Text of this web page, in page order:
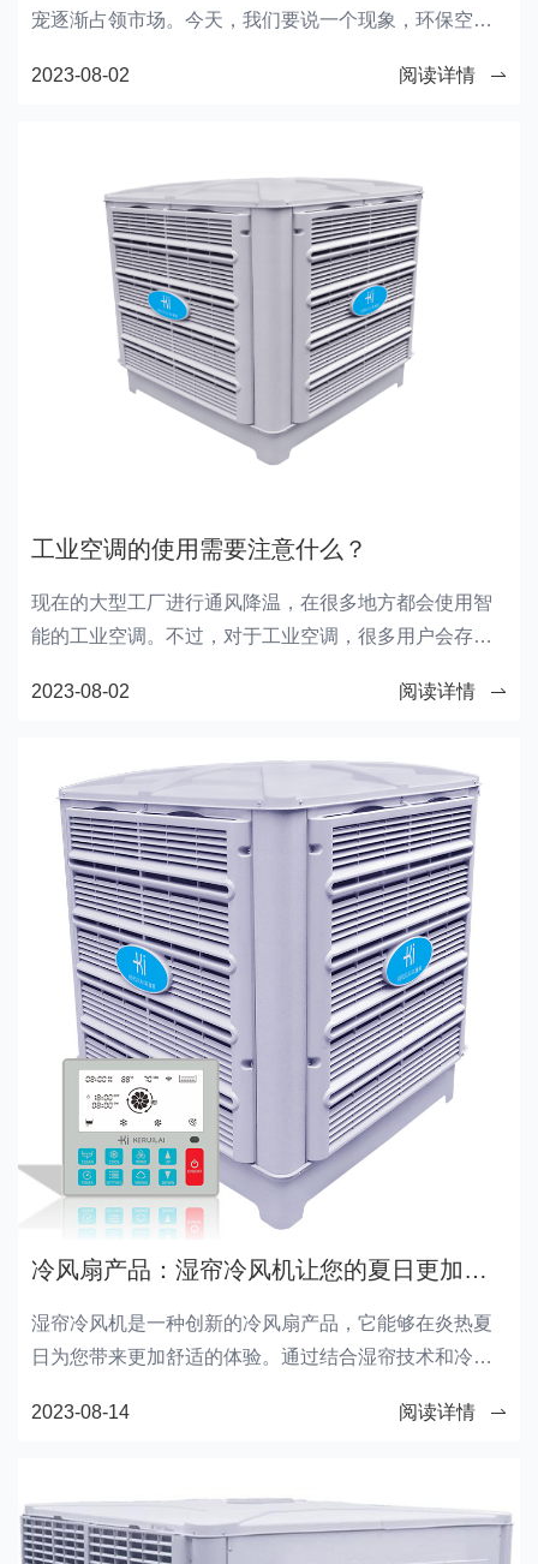
宠逐渐占领市场。今天，我们要说一个现象，环保空调
2023-08-02
阅读详情
工业空调的使用需要注意什么？
现在的大型工厂进行通风降温，在很多地方都会使用智
能的工业空调。不过，对于工业空调，很多用户会存在
2023-08-02
阅读详情
冷风扇产品：湿帘冷风机让您的夏日更加舒适
湿帘冷风机是一种创新的冷风扇产品，它能够在炎热夏
日为您带来更加舒适的体验。通过结合湿帘技术和冷风
够调节室内湿度，让您在炎热的天气里保持舒适和健
2023-08-14 阅读详情